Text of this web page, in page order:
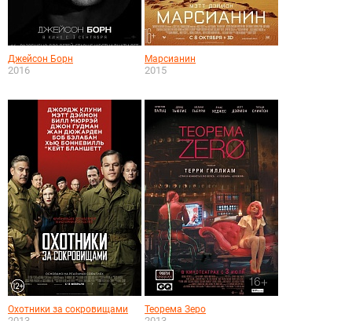
Джейсон Борн
2016
Марсианин
2015
Охотники за сокровищами Теорема Зеро